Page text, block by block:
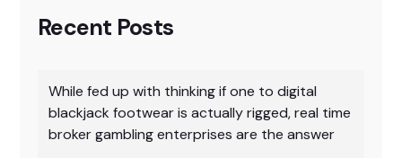
Recent Posts
While fed up with thinking if one to digital
blackjack footwear is actually rigged, real time
broker gambling enterprises are the answer